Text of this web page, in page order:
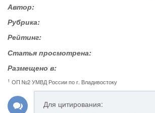
Автор:
Рубрика:
Рейтинг:
Статья просмотрена:
Размещено в:
1 ОП №2 УМВД России по г. Владивостоку
Для цитирования: